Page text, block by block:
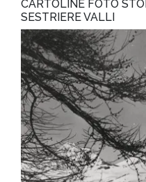
CARTOLINE FOTO
SESTRIERE VALLI